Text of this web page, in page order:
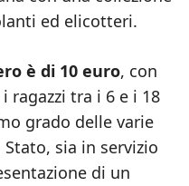
ed elicotteri.
è di 10 euro, con
ragazzi tra i 6 e i 18
grado delle varie
sia in servizio
di un